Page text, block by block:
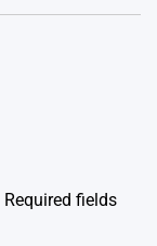
Required fields